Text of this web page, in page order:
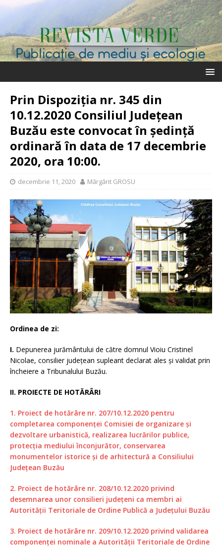
Prin Dispoziția nr. 345 din
10.12.2020 Consiliul Județean
Buzău este convocat în ședință
ordinară în data de 17 decembrie
2020, ora 10:00.
decembrie 11, 2020 Mărgărit GROSU
Ordinea de zi:
I. Depunerea jurământului de către domnul Vioiu Cristinel
Nicolae, consilier județean supleant declarat ales și validat prin
încheiere a Tribunalului Buzău.
II. PROIECTE DE HOTĂRÂRI
1. Proiect de hotărâre nr. 207/10.12.2020 pentru
completarea componenţei Comisiei de organizare şi
dezvoltare urbanistică, realizarea lucrărilor publice,
protecţia mediului înconjurător, conservarea
monumentelor istorice şi de arhitectură a Consiliului
Judeţean Buzău
2. Proiect de hotărâre nr. 208/10.12.2020 privind
desemnarea unor consilieri județeni ca membri ai
Autorității Teritoriale de Ordine Publică a Județului Buzău
3. Proiect de hotărâre nr. 209/10.12.2020 privind validarea
componenței nominale a Autorității Teritoriale de Ordine